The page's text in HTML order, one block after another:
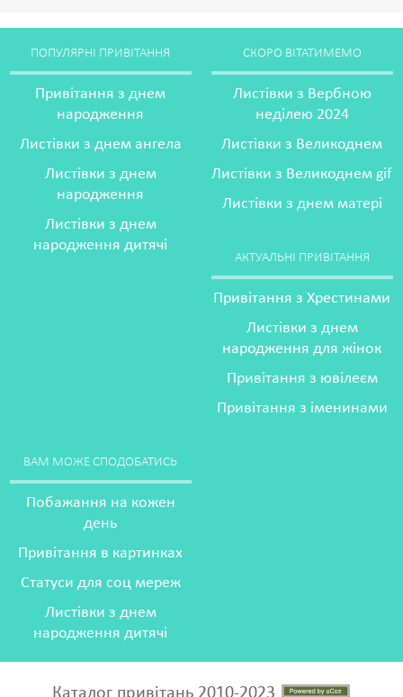
ПОПУЛЯРНІ ПРИВІТАННЯ
Привітання з днем
народження
Листівки з днем ангела
Листівки з днем
народження
Листівки з днем
народження дитячі
СКОРО ВІТАТИМЕМО
Листівки з Вербною
неділею 2024
Листівки з Великоднем
Листівки з Великоднем gif
Листівки з днем матері
АКТУАЛЬНІ ПРИВІТАННЯ
Привітання з Хрестинами
Листівки з днем
народження для жінок
Привітання з ювілеєм
Привітання з іменинами
ВАМ МОЖЕ СПОДОБАТИСЬ
Побажання на кожен
день
Привітання в картинках
Статуси для соц мереж
Листівки з днем
народження дитячі
Каталог привітань 2010-2023